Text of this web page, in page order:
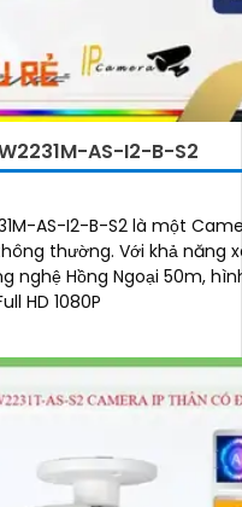
AS-I2-B-S2
AS-I2-B-S2 là một
khả năng xem hình
nghệ Hồng Ngoại 50m,
HD 1080P